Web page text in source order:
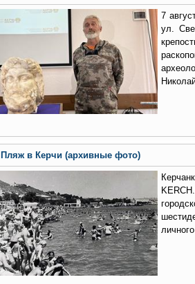
7
ул.
Пляж в Керчи (архивные фото)